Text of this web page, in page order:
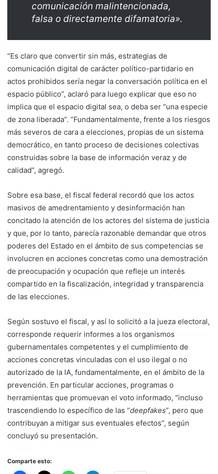
comunicación malintencionada,
falsa o directamente difamatoria».
“Es claro que convertir sin más, estrategias de
comunicación digital de carácter político-partidario en
actos prohibidos sería negar la conversación política en el
espacio público”, aclaró para luego explicar que eso no
implica que el espacio digital sea, o deba ser “una especie
de zona liberada”. “Fundamentalmente, frente a los riesgos
más severos de cara a elecciones, propias de un sistema
democrático, en tanto proceso de decisiones colectivas
construidas sobre la base de información veraz y de
calidad”, agregó.
Sobre esa base, el fiscal federal recordó que los actos
masivos de amedrentamiento y desinformación han
concitado la atención de los actores del sistema de justicia
y que, por lo tanto, parecía razonable demandar que otros
poderes del Estado en el ámbito de sus competencias se
involucren en acciones concretas como una demostración
de preocupación y ocupación que refleje un interés
compartido en la fiscalización, integridad y transparencia
de las elecciones.
Según sostuvo el fiscal, y así lo solicitó a la jueza electoral,
corresponde requerir informes a los organismos
gubernamentales competentes y el cumplimiento de
acciones concretas vinculadas con el uso ilegal o no
autorizado de la IA, fundamentalmente, en el ámbito de la
prevención. En particular acciones, programas o
herramientas que promuevan el voto informado, “incluso
trascendiendo lo específico de las “deepfakes”, pero que
contribuyan a mitigar sus eventuales efectos”, según
concluyó su presentación.
Comparte esto: